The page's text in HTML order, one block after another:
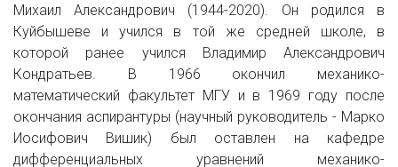
Михаил Александрович (1944-2020). Он родился в
Куйбышеве и учился в той же средней школе, в
которой ранее учился Владимир Александрович
Кондратьев. В 1966 окончил механико-
математический факультет МГУ и в 1969 году после
окончания аспирантуры (научный руководитель - Марко
Иосифович Вишик) был оставлен на кафедре
дифференциальных уравнений механико-